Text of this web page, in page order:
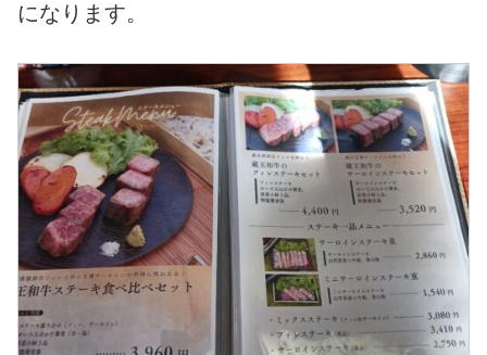
になります。